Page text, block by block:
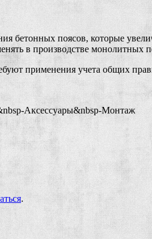
бетонных поясов, которые
в производстве монолитных
применения учета общих
Аксессуары&nbsp-Монтаж
.